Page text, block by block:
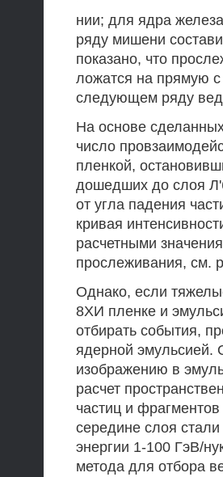
нии; для ядра
ряду мишени
показано, что
ложатся на прямую
следующем ряду
На основе
число
пленкой,
дошедших до слоя
от угла падения
кривая
расчетными
прослеживания, см.
Однако, если
8ХИ пленке и
отбирать события,
ядерной эмульсией.
изображению в
расчет
частиц и
середине слоя
энергии 1-100 ГэВ/
метода для отбора